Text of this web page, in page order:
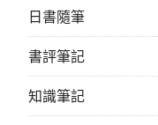
日書隨筆
書評筆記
知識筆記